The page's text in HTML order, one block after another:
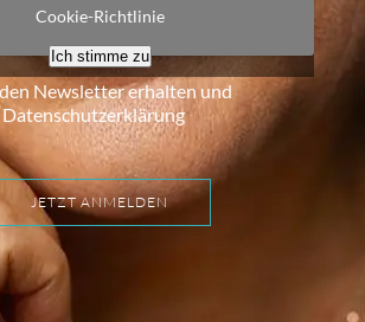
Cookie-Richtlinie
Ich stimme zu
Newsletter erhalten und
JETZT ANMELDEN